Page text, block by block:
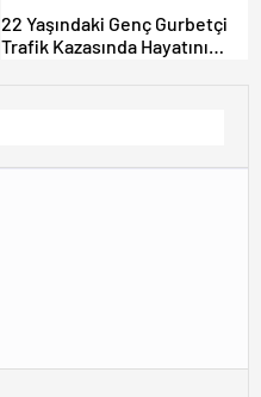
22 Yaşındaki Genç Gurbetçi
Trafik Kazasında Hayatını